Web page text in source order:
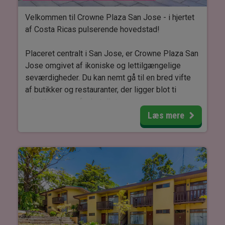
Vil du udforske mere, kan du tage forbi
søsterhotellet,Aninga Lodge, hvor du kan gøre
Velkommen til Crowne Plaza San Jose - i hjertet
af Costa Ricas pulserende hovedstad!
Placeret centralt i San Jose, er Crowne Plaza San
Jose omgivet af ikoniske og lettilgængelige
seværdigheder. Du kan nemt gå til en bred vifte
af butikker og restauranter, der ligger blot ti
Efter en dag med udforskning i San Jose kan du
i spaen eller besøge fitnesscenteret. Du kan
også tage en forfriskende dykkert i poolen eller
slappe af på en liggestol ved poolen.
Værelserne er indrettet med dobbelt eller
enkeltsenge og moderne faciliteter såsom gratis
wi-fi, TV og aircondition.
Læs mere